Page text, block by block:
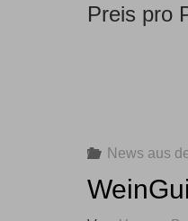
Preis pro
News aus